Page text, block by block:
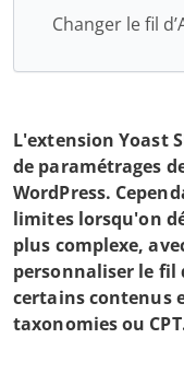
Changer le fil
L'extension Yoast
de paramétrages
WordPress.
limites lorsqu'on
plus complexe,
personnaliser le fil
certains contenus
taxonomies ou